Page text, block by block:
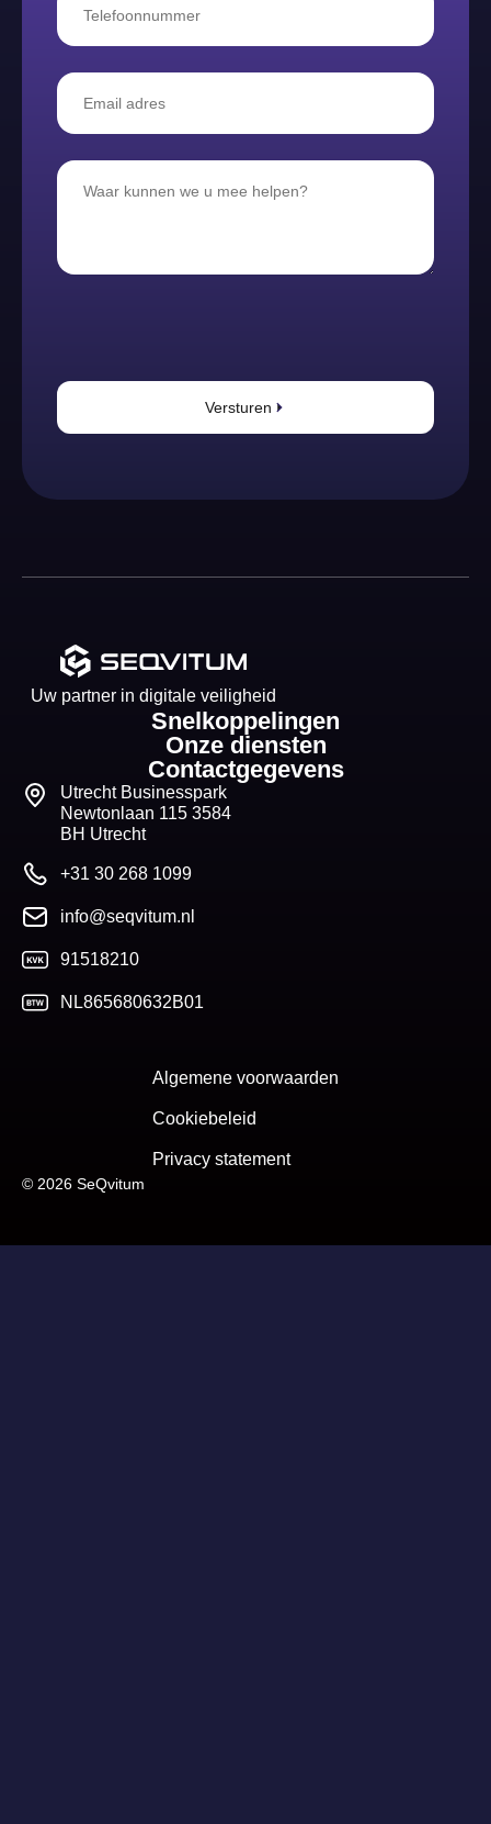
Versturen
Uw partner in digitale veiligheid
Snelkoppelingen
Onze diensten
Contactgegevens
Utrecht Businesspark
Newtonlaan 115 3584
BH Utrecht
+31 30 268 1099
info@seqvitum.nl
91518210
NL865680632B01
© 2026 SeQvitum
Algemene voorwaarden
Cookiebeleid
Privacy statement